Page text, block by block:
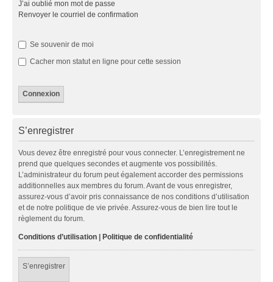
J’ai oublié mon mot de passe
Renvoyer le courriel de confirmation
Se souvenir de moi
Cacher mon statut en ligne pour cette session
S’enregistrer
Vous devez être enregistré pour vous connecter. L’enregistrement ne
prend que quelques secondes et augmente vos possibilités.
L’administrateur du forum peut également accorder des permissions
additionnelles aux membres du forum. Avant de vous enregistrer,
assurez-vous d’avoir pris connaissance de nos conditions d’utilisation
et de notre politique de vie privée. Assurez-vous de bien lire tout le
règlement du forum.
Conditions d’utilisation | Politique de confidentialité
S’enregistrer